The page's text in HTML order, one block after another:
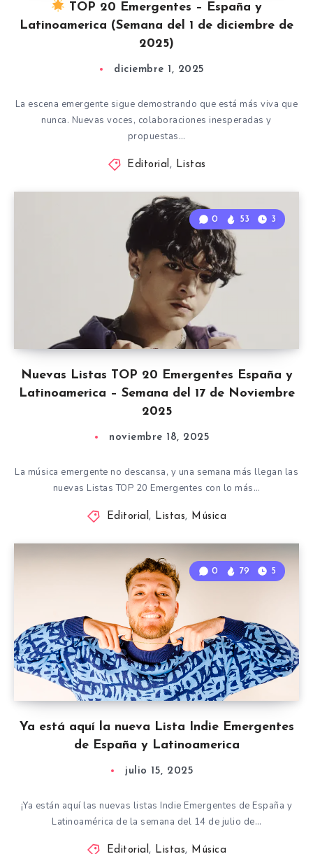
TOP 20 Emergentes – España y
Latinoamerica (Semana del 1 de diciembre de
2025)
diciembre 1, 2025
La escena emergente sigue demostrando que está más viva que
nunca. Nuevas voces, colaboraciones inesperadas y
propuestas…
Editorial, Listas
Nuevas Listas TOP 20 Emergentes España y
Latinoamerica – Semana del 17 de Noviembre
2025
0 53 3
noviembre 18, 2025
La música emergente no descansa, y una semana más llegan las
nuevas Listas TOP 20 Emergentes con lo más…
Editorial, Listas, Música
Ya está aquí la nueva Lista Indie Emergentes
de España y Latinoamerica
0 79 5
julio 15, 2025
¡Ya están aquí las nuevas listas Indie Emergentes de España y
Latinoamérica de la semana del 14 de julio de…
Editorial, Listas, Música